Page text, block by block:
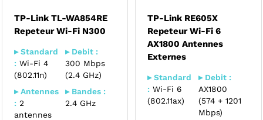
TP-Link TL-WA854RE
Repeteur Wi-Fi N300
▸ Standard
:Wi-Fi 4
(802.11n)
▸ Debit :
300 Mbps
(2.4 GHz)
▸ Antennes
:2
antennes
▸ Bandes :
2.4 GHz
TP-Link RE605X
Repeteur Wi-Fi 6
AX1800 Antennes
Externes
▸ Standard
: Wi-Fi 6
(802.11ax)
▸ Debit :
AX1800
(574 + 1201
Mbps)